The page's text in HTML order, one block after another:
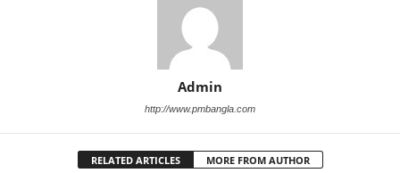
Admin
http://www.pmbangla.com
RELATED ARTICLES MORE FROM AUTHOR